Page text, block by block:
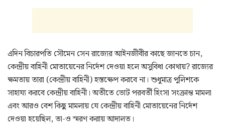
এদিন বিচারপতি সৌমেন সেন রাজ্যের আইনজীবীর কাছে জানতে চান,
কেন্দ্রীয় বাহিনী মোতায়েনের নির্দেশ দেওয়া হলে অসুবিধা কোথায়? রাজ্যের
ক্ষমতায় তারা (কেন্দ্রীয় বাহিনী) হস্তক্ষেপ করবে না। শুধুমাত্র পুলিশকে
সাহায্য করবে কেন্দ্রীয় বাহিনী। অতীতে ভোট পরবর্তী হিংসা সংক্রান্ত মামলা
এবং আরও বেশ কিছু মামলায় যে কেন্দ্রীয় বাহিনী মোতায়েনের নির্দেশ
দেওয়া হয়েছিল, তা-ও স্মরণ করায় আদালত।